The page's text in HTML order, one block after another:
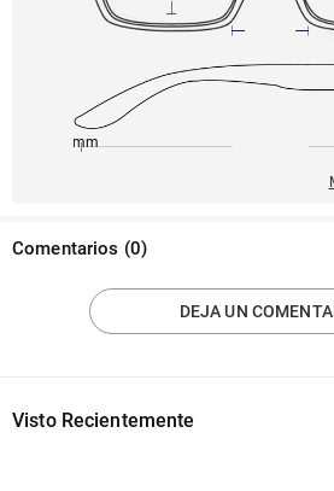
145mm
Comentarios (0)
DEJA UN
Visto Recientemente